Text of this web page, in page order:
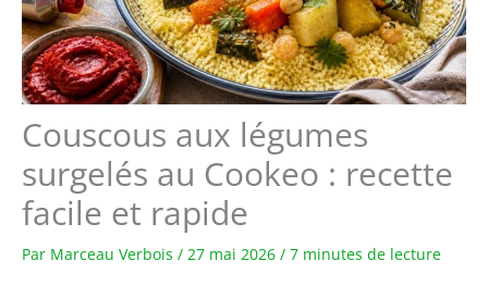
Couscous aux légumes
surgelés au Cookeo : recette
facile et rapide
Par Marceau Verbois / 27 mai 2026 / 7 minutes de lecture